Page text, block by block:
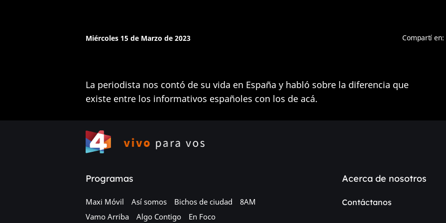
Miércoles 15 de Marzo de 2023 Compartí en:
La periodista nos contó de su vida en España y habló sobre la diferencia que
existe entre los informativos españoles con los de acá.
Programas
Maxi Móvil Así somos Bichos de ciudad
8AM
Vamo Arriba
Algo Contigo En Foco
Acerca de nosotros
Contáctanos